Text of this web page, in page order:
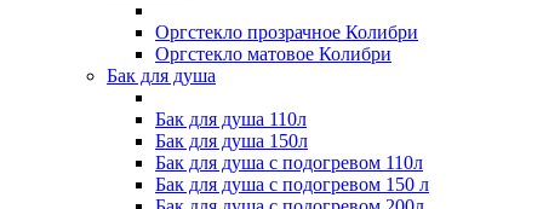
Оргстекло прозрачное Колибри
Оргстекло матовое Колибри
Бак для душа
Бак для душа 110л
Бак для душа 150л
Бак для душа с подогревом 110л
Бак для душа с подогревом 150 л